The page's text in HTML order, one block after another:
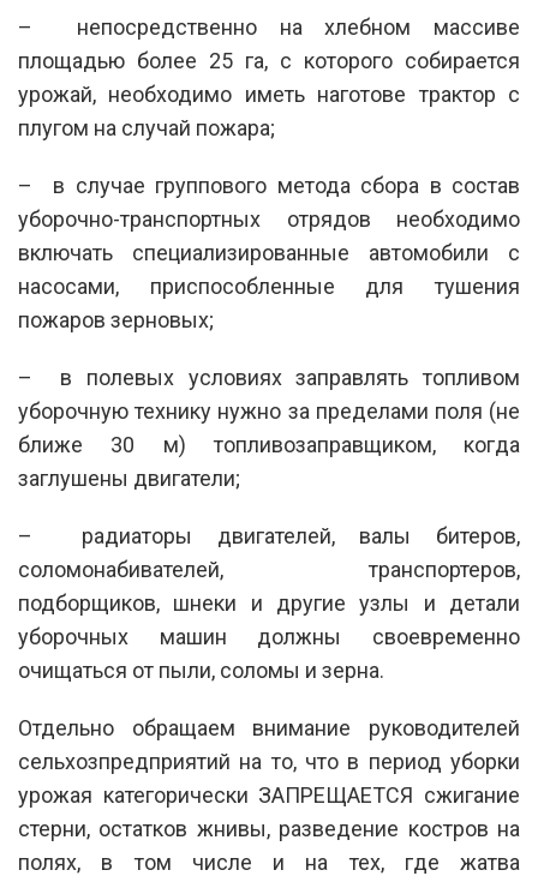
– непосредственно на хлебном массиве
площадью более 25 га, с которого собирается
урожай, необходимо иметь наготове трактор с
плугом на случай пожара;
– в случае группового метода сбора в состав
уборочно-транспортных отрядов необходимо
включать специализированные автомобили с
насосами, приспособленные для тушения
пожаров зерновых;
– в полевых условиях заправлять топливом
уборочную технику нужно за пределами поля (не
ближе 30 м) топливозаправщиком, когда
заглушены двигатели;
– радиаторы двигателей, валы битеров,
соломонабивателей, транспортеров,
подборщиков, шнеки и другие узлы и детали
уборочных машин должны своевременно
очищаться от пыли, соломы и зерна.
Отдельно обращаем внимание руководителей
сельхозпредприятий на то, что в период уборки
урожая категорически ЗАПРЕЩАЕТСЯ сжигание
стерни, остатков жнивы, разведение костров на
полях, в том числе и на тех, где жатва